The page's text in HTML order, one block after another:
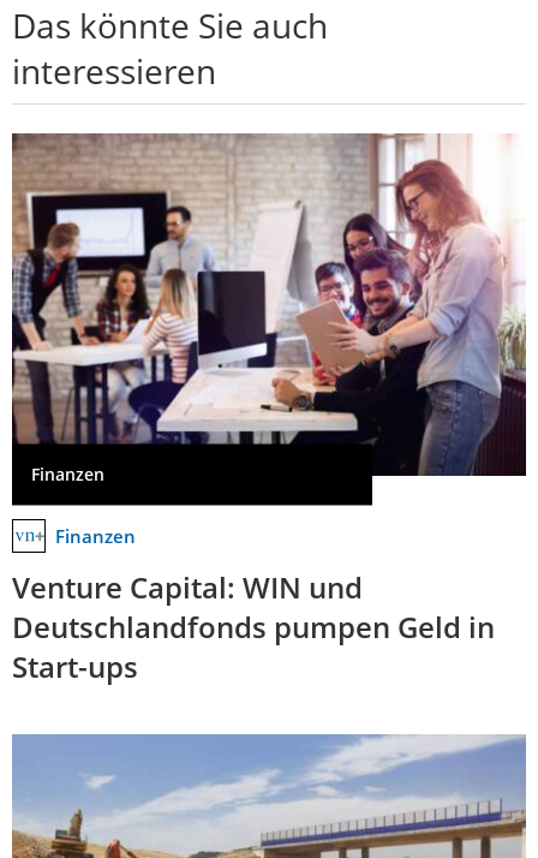
Das könnte Sie auch
interessieren
Finanzen
Finanzen
Venture Capital: WIN und
Deutschlandfonds pumpen Geld in
Start-ups